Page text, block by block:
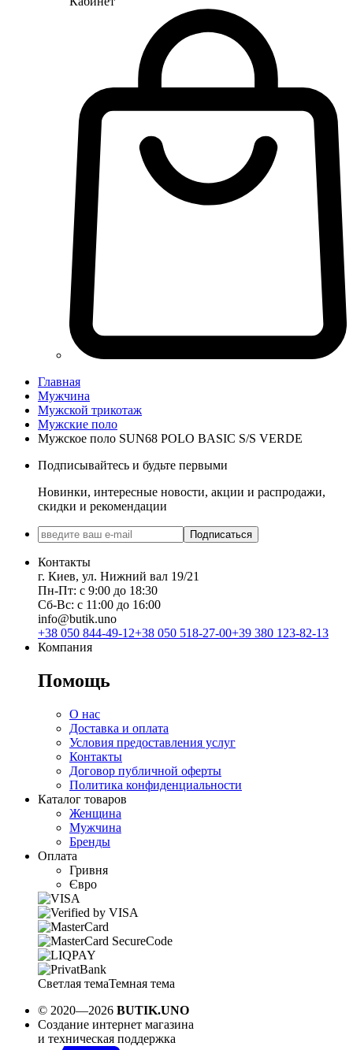
Главная
Мужчина
Мужской трикотаж
Мужские поло
Мужское поло SUN68 POLO BASIC S/S VERDE
Подписывайтесь и будьте первыми
Новинки, интересные новости, акции и распродажи,
скидки и рекомендации
Подписаться
Контакты
г. Киев, ул. Нижний вал 19/21
Пн-Пт: с 9:00 до 18:30
Сб-Вс: с 11:00 до 16:00
info@butik.uno
+38 050 844-49-12+38 050 518-27-00+39 380 123-82-13
Компания
Помощь
О нас
Доставка и оплата
Условия предоставления услуг
Контакты
Договор публичной оферты
Политика конфиденциальности
Каталог товаров
Женщина
Мужчина
Бренды
Оплата
Гривня
Євро
Светлая темаТемная тема
© 2020—2026 BUTIK.UNO
Создание интернет магазина
и техническая поддержка